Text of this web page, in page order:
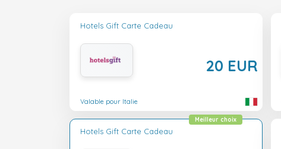
Hotels Gift Carte Cadeau
20 EUR
Valable pour Italie
Hotels Gift Carte Cadeau
Meilleur choix